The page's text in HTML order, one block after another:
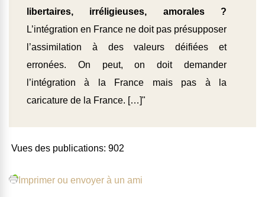
libertaires, irréligieuses, amorales ?
L’intégration en France ne doit pas présupposer
l’assimilation à des valeurs déifiées et
erronées. On peut, on doit demander
l’intégration à la France mais pas à la
caricature de la France. […]"
Vues des publications: 902
Imprimer ou envoyer à un ami